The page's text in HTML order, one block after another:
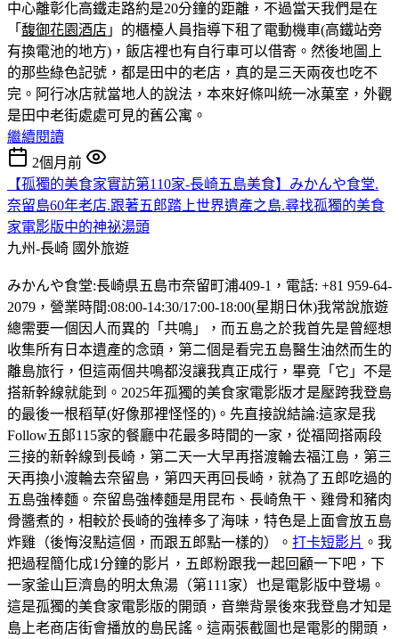
中心離彰化高鐵走路約是20分鐘的距離，不過當天我們是在
「 馥御花園酒店 」的櫃檯人員指導下租了電動機車(高鐵站旁
有換電池的地方)，飯店裡也有自行車可以借寄。然後地圖上
的那些綠色記號，都是田中的老店，真的是三天兩夜也吃不
完。 阿行冰店就當地人的說法，本來好條叫統一冰菓室，外觀
是田中老街處處可見的舊公寓。
繼續閱讀
2個月前
【孤獨的美食家實訪第110家-長崎五島美食】みかんや食堂.
奈留島60年老店.跟著五郎踏上世界遺產之島.尋找孤獨的美食
家電影版中的神祕湯頭
九州-長崎 國外旅遊
みかんや食堂:長崎県五島市奈留町浦409-1，電話: +81 959-64-
2079，營業時間:08:00-14:30/17:00-18:00(星期日休)我常說旅遊
總需要一個因人而異的「共鳴」，而五島之於我首先是曾經想
收集所有日本遺產的念頭，第二個是看完五島醫生油然而生的
離島旅行，但這兩個共鳴都沒讓我真正成行，畢竟「它」不是
搭新幹線就能到。2025年孤獨的美食家電影版才是壓跨我登島
的最後一根稻草(好像那裡怪怪的)。先直接說結論:這家是我
Follow五郞115家的餐廳中花最多時間的一家，從福岡搭兩段
三接的新幹線到長崎，第二天一大早再搭渡輪去福江島，第三
天再換小渡輪去奈留島，第四天再回長崎，就為了五郎吃過的
五島強棒麵。奈留島強棒麵是用昆布、長崎魚干、雞骨和豬肉
骨醬煮的，相較於長崎的強棒多了海味，特色是上面會放五島
炸雞（後悔沒點這個，而跟五郎點一樣的）。 打卡短影片 。我
把過程簡化成1分鐘的影片，五郎粉跟我一起回顧一下吧，下
一家釜山巨濟島的明太魚湯（第111家）也是電影版中登場。
這是孤獨的美食家電影版的開頭，音樂背景後來我登島才知是
島上老商店街會播放的島民謠。這兩張截圖也是電影的開頭，